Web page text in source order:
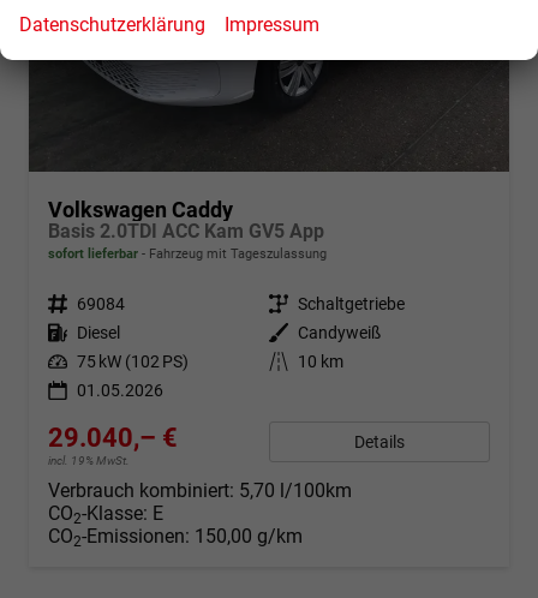
Volkswagen Caddy
Basis 2.0TDI ACC Kam GV5 App
sofort lieferbar Fahrzeug mit Tageszulassung
Fahrzeugnr. 69084 Getriebe Schaltgetriebe
Kraftstoff Diesel Außenfarbe
Candyweiß
Leistung 75 kW (102 PS) Kilometerstand
10 km
01.05.2026
29.040,– €
incl. 19% MwSt.
Details
Verbrauch kombiniert: 5,70 l/100km
CO2-Klasse: E
CO2-Emissionen: 150,00 g/km
Datenschutzerklärung Impressum